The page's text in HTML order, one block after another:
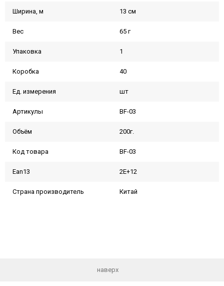
Ширина, м 13 см
Вес 65 г
Упаковка 1
Коробка 40
Ед. измерения шт
Артикулы BF-03
Объём 200г.
Код товара BF-03
Ean13 2E+12
Страна производитель Китай
наверх